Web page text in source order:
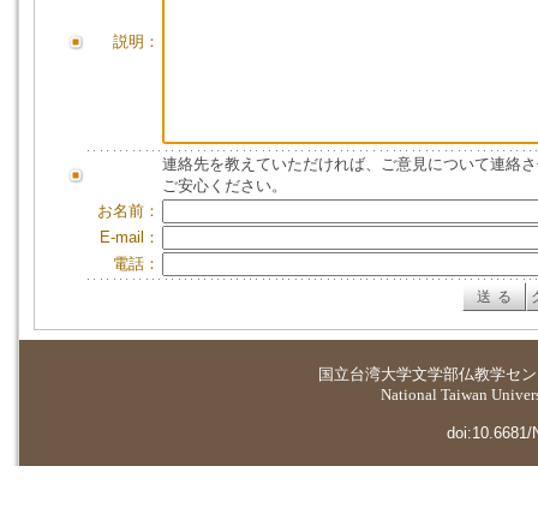
説明：
連絡先を教えていただければ、ご意見について連絡
ご安心ください。
お名前：
E-mail：
電話：
国立台湾大学文学部仏教学セ
National Taiwan
doi:10.6681/